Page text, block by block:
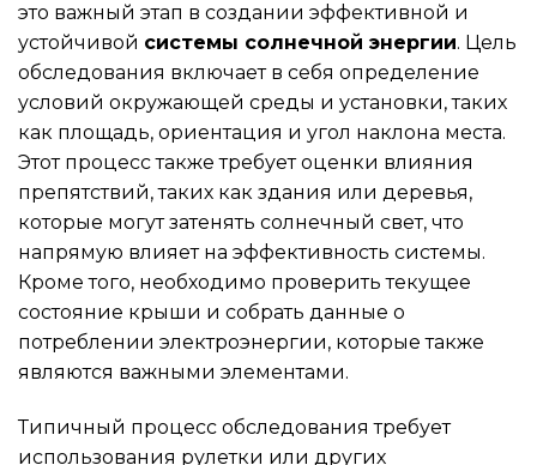
это важный этап в создании эффективной и
устойчивой системы солнечной энергии. Цель
обследования включает в себя определение
условий окружающей среды и установки, таких
как площадь, ориентация и угол наклона места.
Этот процесс также требует оценки влияния
препятствий, таких как здания или деревья,
которые могут затенять солнечный свет, что
напрямую влияет на эффективность системы.
Кроме того, необходимо проверить текущее
состояние крыши и собрать данные о
потреблении электроэнергии, которые также
являются важными элементами.
Типичный процесс обследования требует
использования рулетки или других